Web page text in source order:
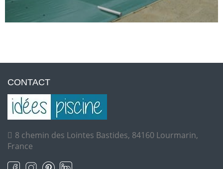
CONTACT
8 chemin des Lointes Bastides, 84160 Lourmarin,
France